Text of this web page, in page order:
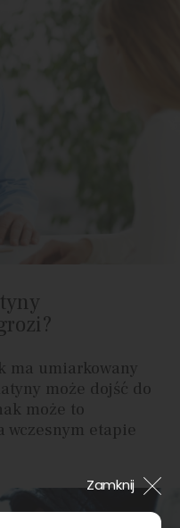
ma umiarkowany
może dojść do
może to
etapie
Zamknij